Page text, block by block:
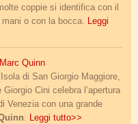
coppie si identifica con il
o con la bocca. Leggi
Quinn
di San Giorgio Maggiore,
Cini celebra l’apertura
Venezia con una grande
. Leggi tutto>>